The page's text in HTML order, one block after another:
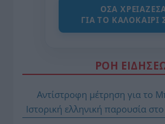
ΌΣΑ
ΓΙΑ ΤΟ ΚΑΛΟΚΑΊΡΙ
ΡΟΗ
Αντίστροφη μέτρηση για το
Ιστορική ελληνική παρουσία